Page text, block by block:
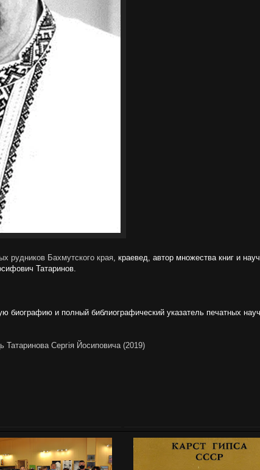
рудников Бахмутского края, краевед, автор множества книг и
Татаринов.
биографию и полный библиографический указатель печатных
Татаринова Сергія Йосиповича (2019)